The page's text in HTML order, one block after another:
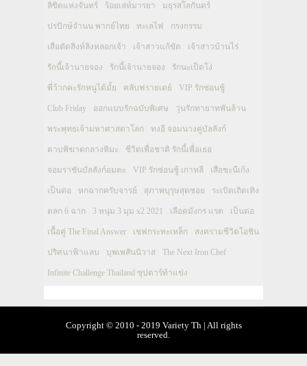
ลิขิตแห่งจันทร์ ร้อยเล่ห์มารยา มธุรสโลกันตร์
ปรปักษ์จำนน พากย์ไทย ทะเลไฟ กรงกรรม
เสือตัดสิงห์ลิงหลอกเจ้า เจ้าสาวแก้ขัด เจ้าสาวบ้านไร่
รักนี้เจ้านายจอง รักนี้เจ้านายจอง รักนะเป็ดโง่
พี่ว้ากคะรักหนูได้มั้ย คลับฟรายเดย์ VIP รักซ่อนชู้
Club Friday ออกแบบรักฉบับพิเศษ วุ่นรักทายาทพันล้าน
พระพุทธเจ้ามหาศาสดาโลก ทงอี จอมนางคู่บัลลังก์
ดาบพิฆาตกลางหิมะ ชีวิตเพื่อชาติ รักนี้เพื่อเธอ
จอมราชันบัลลังก์อมตะ VIP รักซ่อนชู้ เกาหลี เสือชะนีเก้ง
เป็นต่อ หกฉากครับจารย์ สุภาพบุรุษสุดซอย ระเบิดเถิดเทิง
ตลก 6 ฉาก 3 หนุ่ม 3 มุม x2 2021 เลือดมังกร แรด เป็นต่อ
เนื้อคู่ The Final Answer เชฟกระทะเหล็ก สงครามชีวิตโอชิน
ปริศนาฟ้าแลบ บุพเพสันนิวาส The Next Iron Chef
Infinite Challenge Thailand ซุปตาร์ท้าแข่ง
Copyright © 2010 - 2019 Variety Th | All rights
reserved.